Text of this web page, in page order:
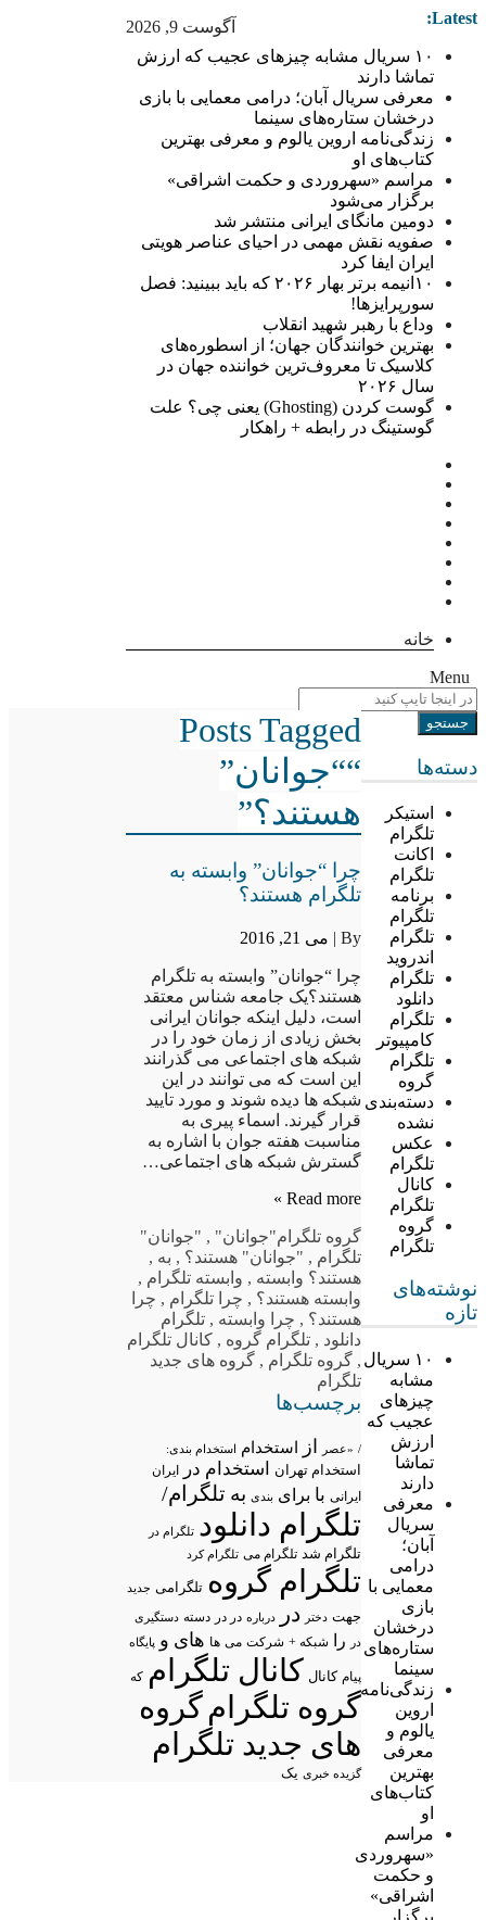
آگوست 9, 2026 Latest:
۱۰ سریال مشابه چیزهای عجیب که ارزش
تماشا دارند
معرفی سریال آبان؛ درامی معمایی با بازی
درخشان ستاره‌های سینما
زندگی‌نامه اروین یالوم و معرفی بهترین
کتاب‌های او
مراسم «سهروردی و حکمت اشراقی»
برگزار می‌شود
دومین مانگای ایرانی منتشر شد
صفویه نقش مهمی در احیای عناصر هویتی
ایران ایفا کرد
۱۰انیمه برتر بهار ۲۰۲۶ که باید ببینید: فصل
سورپرایزها!
وداع با رهبر شهید انقلاب
بهترین خوانندگان جهان؛ از اسطوره‌های
کلاسیک تا معروف‌ترین خواننده جهان در
سال ۲۰۲۶
گوست کردن (Ghosting) یعنی چی؟ علت
گوستینگ در رابطه + راهکار
خانه
Menu
دسته‌ها
استیکر
تلگرام
اکانت
تلگرام
برنامه
تلگرام
تلگرام
اندروید
تلگرام
دانلود
تلگرام
کامپیوتر
تلگرام
گروه
دسته‌بندی
نشده
عکس
تلگرام
کانال
تلگرام
گروه
تلگرام
نوشته‌های
تازه
۱۰ سریال
مشابه
چیزهای
عجیب که
ارزش
تماشا
دارند
معرفی
سریال
آبان؛
درامی
معمایی با
بازی
درخشان
ستاره‌های
سینما
زندگی‌نامه
اروین
یالوم و
معرفی
بهترین
کتاب‌های
او
مراسم
«سهروردی
و حکمت
اشراقی»
برگزار
Posts Tagged
““جوانان”
هستند؟”
چرا “جوانان” وابسته به
تلگرام هستند؟
By | می 21, 2016
چرا “جوانان” وابسته به تلگرام
هستند؟یک جامعه شناس معتقد
است، دلیل اینکه جوانان ایرانی
بخش زیادی از زمان خود را در
شبکه های اجتماعی می گذرانند
این است که می توانند در این
شبکه ها دیده شوند و مورد تایید
قرار گیرند. اسماء پیری به
مناسبت هفته جوان با اشاره به
گسترش شبکه های اجتماعی…
Read more »
گروه تلگرام"جوانان" , "جوانان"
تلگرام , "جوانان" هستند؟ , به ,
هستند؟ وابسته , وابسته تلگرام ,
وابسته هستند؟ , چرا تلگرام , چرا
هستند؟ , چرا وابسته , تلگرام
دانلود , تلگرام گروه , کانال تلگرام
, گروه تلگرام , گروه های جدید
تلگرام
برچسب‌ها
/ «عصر از استخدام استخدام بندی:
استخدام تهران استخدام در ایران
ایرانی با برای بندی به تلگرام/
تلگرام دانلود تلگرام در
تلگرام شد تلگرام می تلگرام کرد
تلگرام گروه تلگرامی جدید
جهت دختر در درباره در در دسته دستگیری
در
را شبکه + شرکت می ها های و پایگاه
پیام کانال کانال تلگرام که
گروه تلگرامگروه
های جدید تلگرام
گزیده خبری یک